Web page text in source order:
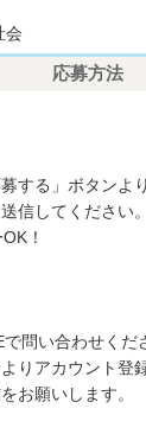
会
応募方法
する」ボタンより
信してください。
！
問い合わせくだ
りアカウント登
お願いします。